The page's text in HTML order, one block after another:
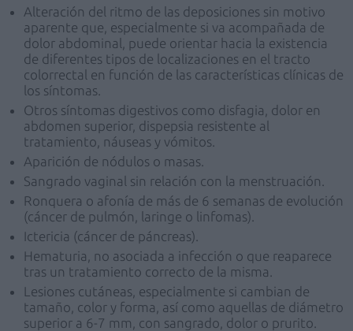
Alteración del ritmo de las deposiciones sin motivo
aparente que, especialmente si va acompañada de
dolor abdominal, puede orientar hacia la existencia
de diferentes tipos de localizaciones en el tracto
colorrectal en función de las características clínicas de
los síntomas.
Otros síntomas digestivos como disfagia, dolor en
abdomen superior, dispepsia resistente al
tratamiento, náuseas y vómitos.
Aparición de nódulos o masas.
Sangrado vaginal sin relación con la menstruación.
Ronquera o afonía de más de 6 semanas de evolución
(cáncer de pulmón, laringe o linfomas).
Ictericia (cáncer de páncreas).
Hematuria, no asociada a infección o que reaparece
tras un tratamiento correcto de la misma.
Lesiones cutáneas, especialmente si cambian de
tamaño, color y forma, así como aquellas de diámetro
superior a 6-7 mm, con sangrado, dolor o prurito.